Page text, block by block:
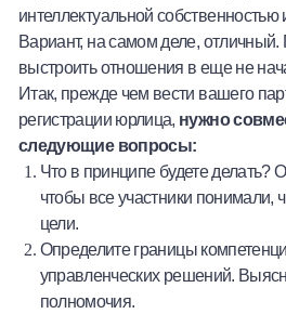
интеллектуальной
Вариант, на самом деле, отличный.
выстроить отношения в еще не
Итак, прежде чем вести вашего
регистрации юрлица, нужно
следующие вопросы:
Что в принципе будете делать?
чтобы все участники понимали,
цели.
Определите границы
управленческих решений.
полномочия.